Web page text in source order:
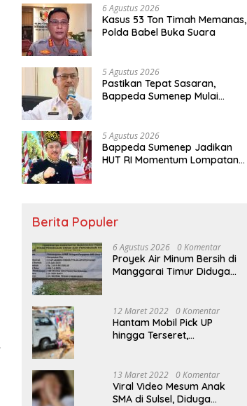
6 Agustus 2026
Kasus 53 Ton Timah Memanas,
Polda Babel Buka Suara
5 Agustus 2026
Pastikan Tepat Sasaran,
Bappeda Sumenep Mulai
5 Agustus 2026
Bappeda Sumenep Jadikan
HUT RI Momentum Lompatan
Berita Populer
6 Agustus 2026 0 Komentar
Proyek Air Minum Bersih di
Manggarai Timur Diduga
12 Maret 2022 0 Komentar
Hantam Mobil Pick UP
hingga Terseret,
Sumenep
13 Maret 2022 0 Komentar
Viral Video Mesum Anak
SMA di Sulsel, Diduga